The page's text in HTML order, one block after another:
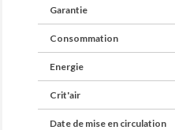
Garantie
Consommation
Energie
Crit'air
Date de mise en circulation